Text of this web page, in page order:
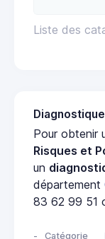
Liste des
Pour obtenir
Risques et
un
département
83 62 99 51
- Catégorie